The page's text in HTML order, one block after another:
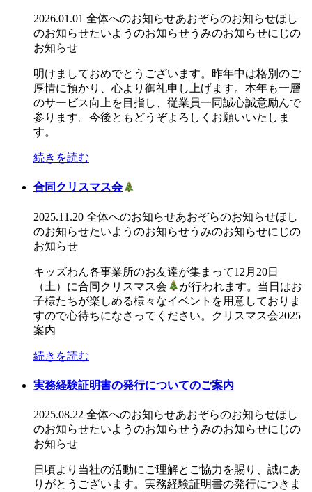
2026.01.01 全体へのお知らせあおぞらのお知らせほし
のお知らせたいようのお知らせうみのお知らせにじの
お知らせ
明けましておめでとうございます。昨年中は格別のご
厚情に預かり、心より御礼申し上げます。本年も一層
のサービス向上を目指し、従業員一同誠心誠意励んで
参ります。今後ともどうぞよろしくお願いいたしま
す。
続きを読む
合同クリスマス会
2025.11.20 全体へのお知らせあおぞらのお知らせほし
のお知らせたいようのお知らせうみのお知らせにじの
お知らせ
キッズわん各事業所のお友達が集まって12月20日
（土）に合同クリスマス会
が行われます。当日はお
子様たちが楽しめる様々なイベントを用意しておりま
すので心待ちになさってください。クリスマス会2025
案内
続きを読む
実務経験証明書の発行についてのご案内
2025.08.22 全体へのお知らせあおぞらのお知らせほし
のお知らせたいようのお知らせうみのお知らせにじの
お知らせ
日頃より当社の活動にご理解とご協力を賜り、誠にあ
りがとうございます。実務経験証明書の発行につきま